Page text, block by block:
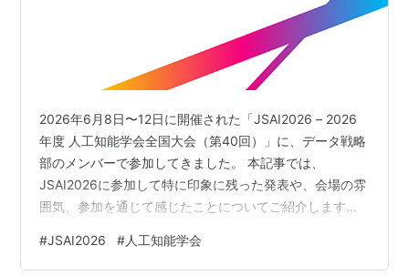
2026年6月8日〜12日に開催された「JSAI2026 – 2026
年度 人工知能学会全国大会（第40回）」に、データ戦略
部のメンバーで参加してきました。 本記事では、
JSAI2026に参加して特に印象に残った発表や、会場の雰
囲気、参加を通じて感じたことについてご紹介します。
学会全国大会は、一般社団法人 人工知能学会が主催する
国内最大規模の人工知能関連の学会です。 大学・研究機
#JSAI2026 #人工知能学会